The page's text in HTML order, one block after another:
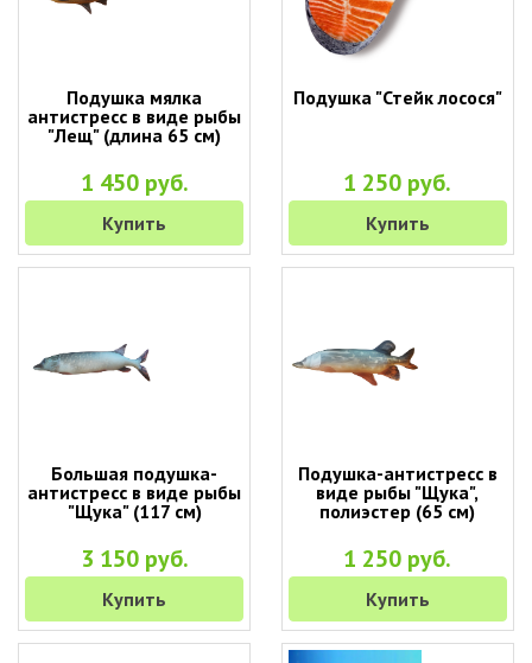
Подушка мялка
антистресс в виде рыбы
"Лещ" (длина 65 см)
1 450 руб.
Купить
Подушка "Стейк лосося"
1 250 руб.
Купить
Большая подушка-
антистресс в виде рыбы
"Щука" (117 см)
3 150 руб.
Купить
Подушка-антистресс в
виде рыбы "Щука",
полиэстер (65 см)
1 250 руб.
Купить